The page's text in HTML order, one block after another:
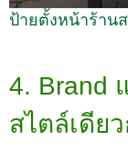
ป้ายตั้งหน้าร้าน
4. Brand
สไตล์เดีย